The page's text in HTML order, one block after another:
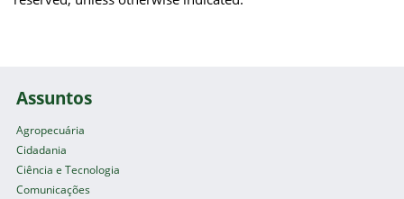
Assuntos
Agropecuária
Cidadania
Ciência e Tecnologia
Comunicações